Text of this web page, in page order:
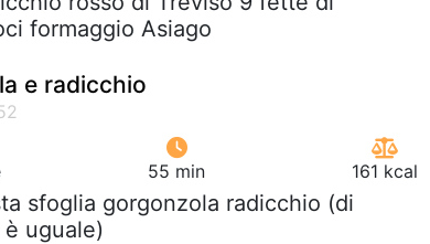
formaggio Asiago
e radicchio
55 min 161 kcal
sfoglia gorgonzola radicchio (di
uguale)